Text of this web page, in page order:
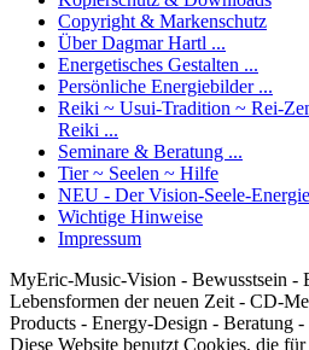
Copyright & Markenschutz
Über Dagmar Hartl ...
Energetisches Gestalten ...
Persönliche Energiebilder ...
Reiki ~ Usui-Tradition ~ Rei-
Reiki ...
Seminare & Beratung ...
Tier ~ Seelen ~ Hilfe
NEU - Der Vision-Seele-
Wichtige Hinweise
Impressum
MyEric-Music-Vision - Bewusstsein -
Lebensformen der neuen Zeit - CD-
Products - Energy-Design - Beratung
Diese Website benutzt Cookies, die